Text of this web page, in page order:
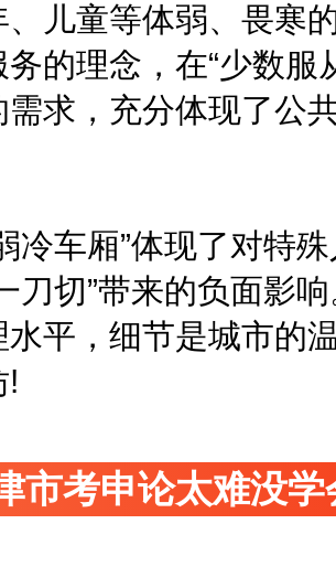
儿童等体弱、畏寒
的理念，在“少数服
需求，充分体现了公
车厢”体现了对特殊
刀切”带来的负面影
平，细节是城市的
!
市考申论太难没